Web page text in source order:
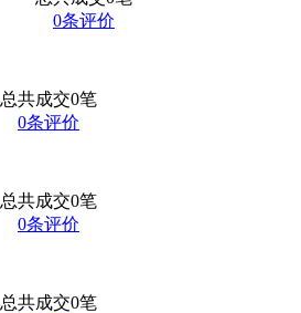
0条评价
总共成交0笔
0条评价
总共成交0笔
0条评价
总共成交0笔